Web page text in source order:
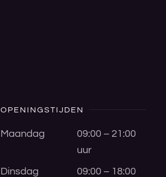
OPENINGSTIJDEN
Maandag
09:00 – 21:00
uur
Dinsdag
09:00 – 18:00